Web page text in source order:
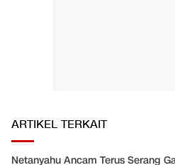
ARTIKEL TERKAIT
Netanyahu Ancam Terus Serang